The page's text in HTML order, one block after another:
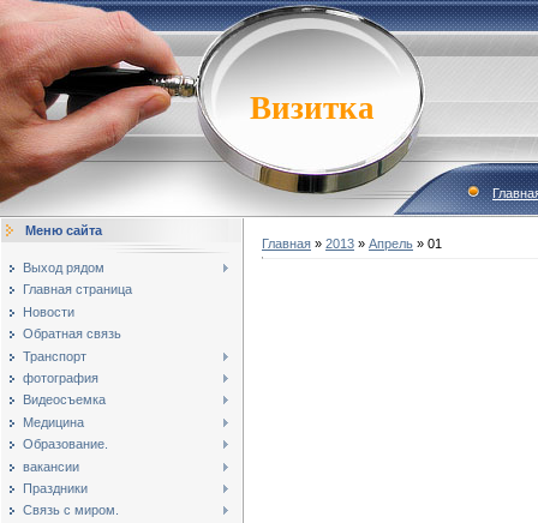
Визитка
Меню сайта
Выход рядом
Главная страница
Новости
Обратная связь
Транспорт
фотография
Видеосъемка
Медицина
Образование.
вакансии
Праздники
Связь с миром.
Главная » 2013 » Апрель » 01